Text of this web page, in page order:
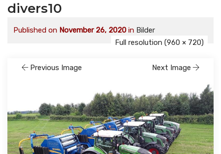
divers10
Published on November 26, 2020 in Bilder
Full resolution (960 × 720)
Previous Image Next Image